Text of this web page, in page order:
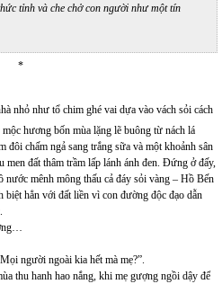
tỉnh và che chở con người như một tín
*
nhỏ như tổ chim ghé vai dựa vào vách sỏi cách
hương bốn mùa lặng lẽ buông từ nách lá
đôi chấm ngả sang trắng sữa và một khoảnh sân
đất thâm trầm lấp lánh ánh đen. Đứng ở đấy,
mênh mông thấu cả đáy sỏi vàng – Hồ Bến
biệt hẳn với đất liền vì con đường độc đạo dẫn
người ngoài kia hết mà mẹ?”.
hanh hao nắng, khi mẹ gượng ngồi dậy để